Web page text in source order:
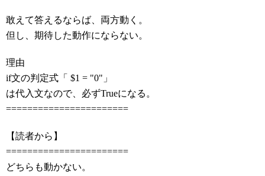
敢えて答えるならば、両方動く。
但し、期待した動作にならない。
理由
if文の判定式「 $1 = "0"」
は代入文なので、必ずTrueになる。
=======================
【読者から】
=======================
どちらも動かない。